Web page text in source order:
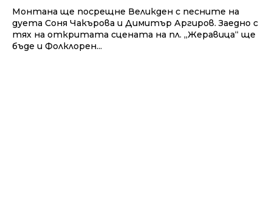
Монтана ще посрещне Великден с песните на
дуета Соня Чакърова и Димитър Аргиров. Заедно с
тях на откритата сцената на пл. „Жеравица“ ще
бъде и Фолклорен...